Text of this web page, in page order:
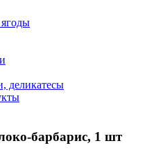
деликатесы
барбарис, 1 шт